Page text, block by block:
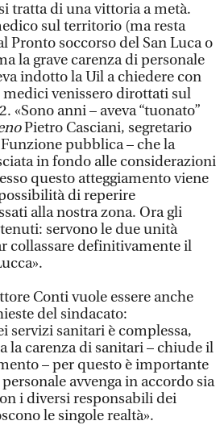
tratta di una vittoria a metà.
sul territorio (ma resta
Pronto soccorso del San Luca o
la grave carenza di personale
indotto la Uil a chiedere con
venissero dirottati sul
«Sono anni – aveva “tuonato”
Pietro Casciani, segretario
pubblica – che la
in fondo alle considerazioni
questo atteggiamento viene
di reperire
alla nostra zona. Ora gli
servono le due unità
collassare definitivamente il
Conti vuole essere anche
del sindacato:
servizi sanitari è complessa,
la carenza di sanitari – chiude il
– per questo è importante
avvenga in accordo sia
i diversi responsabili dei
le singole realtà».